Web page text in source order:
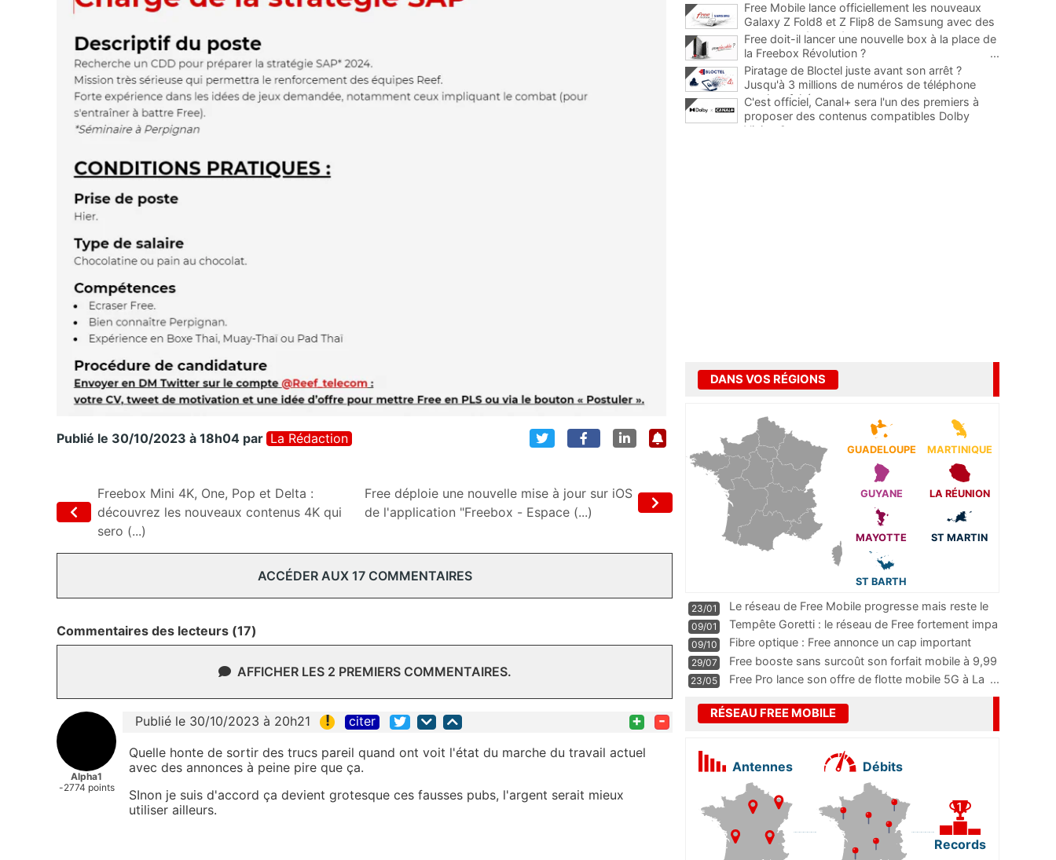
Publié le 30/10/2023 à 18h04 par La Rédaction
Freebox Mini 4K, One, Pop et Delta :
découvrez les nouveaux contenus 4K qui
sero (...)
Free déploie une nouvelle mise à jour sur iOS
de l'application "Freebox - Espace (...)
ACCÉDER AUX 17 COMMENTAIRES
Commentaires des lecteurs (17)
AFFICHER LES 2 PREMIERS COMMENTAIRES.
Alpha1
-2774 points
Publié le 30/10/2023 à 20h21 ! citer + -
Quelle honte de sortir des trucs pareil quand ont voit l'état du marche du travail actuel
avec des annonces à peine pire que ça.
SInon je suis d'accord ça devient grotesque ces fausses pubs, l'argent serait mieux
utiliser ailleurs.
Free Mobile lance officiellement les nouveaux
Galaxy Z Fold8 et Z Flip8 de Samsung avec des
promos et des cadeaux
...
Free doit-il lancer une nouvelle box à la place de
la Freebox Révolution ?
...
Piratage de Bloctel juste avant son arrêt ?
Jusqu'à 3 millions de numéros de téléphone
auraient fuité
C'est officiel, Canal+ sera l'un des premiers à
proposer des contenus compatibles Dolby
Vision 2
DANS VOS RÉGIONS
GUADELOUPE MARTINIQUE
GUYANE LA RÉUNION
MAYOTTE ST MARTIN
ST BARTH
23/01
Le réseau de Free Mobile progresse mais reste le
m
...
09/01
Tempête Goretti : le réseau de Free fortement impa
09/10
Fibre optique : Free annonce un cap important
pass
...
29/07
Free booste sans surcoût son forfait mobile à 9,99
23/05 Free Pro lance son offre de flotte mobile 5G à La ...
RÉSEAU FREE MOBILE
Antennes Débits
Records